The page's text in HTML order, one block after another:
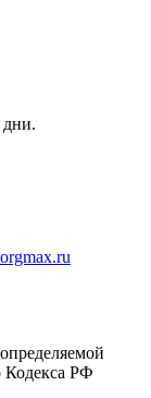
Кодекса РФ